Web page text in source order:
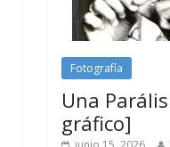
Fotografía
Una
gráfico]